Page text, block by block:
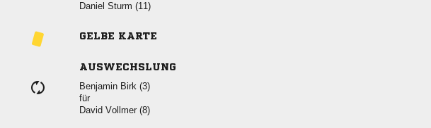
  
GELBE KARTE
AUSWECHSLUNG
  
für
  